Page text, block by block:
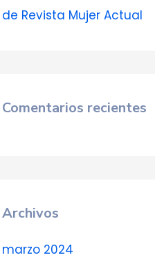
de Revista Mujer Actual
Comentarios recientes
Archivos
marzo 2024